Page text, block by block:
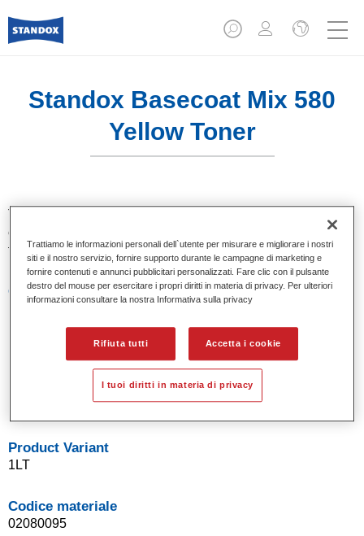
Standox Basecoat Mix 580
Yellow Toner
Tinta base convenzionale con eccezionale potere riempitivo
e buona opacità. Si distingue per l’ottimo punto tinta e per la
facilità di sfumatura. Ideale per riparazioni professionali.
Caratteristiche del prodotto
Colori pastello, metallizzati e perlati.
Eccellenti proprietà di riempimento.
Buona opacità.
Sistema di basi opache a solvente Standox.
Facile da sfumare.
Product Variant
1LT
Codice materiale
02080095
Trattiamo le informazioni personali dell`utente per misurare e migliorare i nostri
siti e il nostro servizio, fornire supporto durante le campagne di marketing e
fornire contenuti e annunci pubblicitari personalizzati. Fare clic con il pulsante
destro del mouse per esercitare i propri diritti in materia di privacy. Per ulteriori
informazioni consultare la nostra Informativa sulla privacy
Rifiuta tutti Accetta i cookie
I tuoi diritti in materia di privacy